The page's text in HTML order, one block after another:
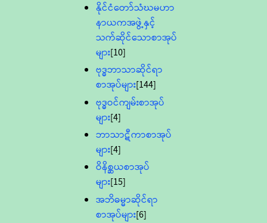
နိုင်ငံတော်သံဃမဟာ
နာယကအဖွဲ့နှင့်
သက်ဆိုင်သောစာအုပ်
များ[10]
ဗုဒ္ဓဘာသာဆိုင်ရာ
စာအုပ်များ[144]
ဗုဒ္ဓဝင်ကျမ်းစာအုပ်
များ[4]
ဘာသာဋီကာစာအုပ်
များ[4]
ဝိနိစ္ဆယစာအုပ်
များ[15]
အဘိဓမ္မာဆိုင်ရာ
စာအုပ်များ[6]